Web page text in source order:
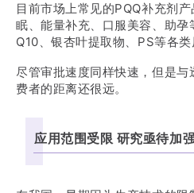
目前市场上常见的PQQ补充剂
眠、能量补充、口服美容、助
Q10、银杏叶提取物、PS等各类
尽管审批速度同样快速，但是
费者的距离还很远。
应用范围受限 研究亟待加